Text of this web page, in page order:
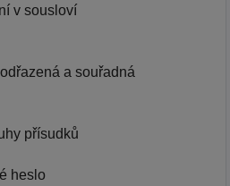
v sousloví
a souřadná
přísudků
heslo